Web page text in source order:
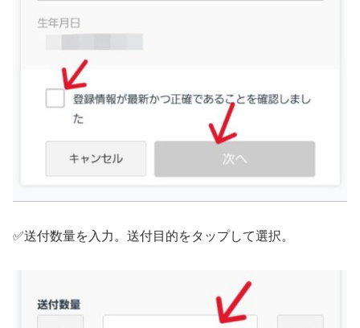
✅送付数量を入力。送付目的をタップして選択。